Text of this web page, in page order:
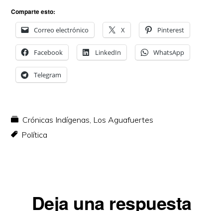
Comparte esto:
Correo electrónico X Pinterest
Facebook LinkedIn WhatsApp
Telegram
Crónicas Indígenas, Los Aguafuertes
Política
Interacciones
Deja una respuesta